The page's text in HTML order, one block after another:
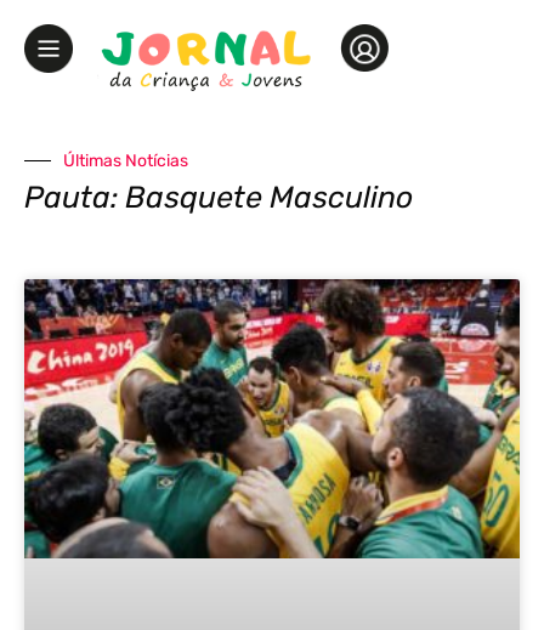
Últimas Notícias
Pauta: Basquete Masculino